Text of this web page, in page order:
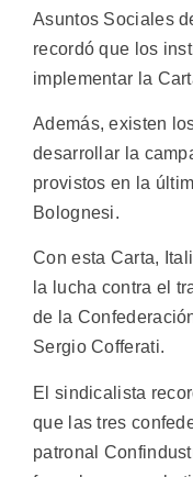
Asuntos Sociales
recordó que los
implementar la
Además, existen
desarrollar la
provistos en la
Bolognesi.
Con esta Carta,
la lucha contra el
de la
Sergio Cofferati.
El sindicalista
que las tres
patronal